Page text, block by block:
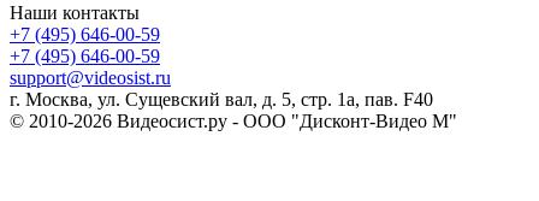
Наши контакты
+7 (495) 646-00-59
+7 (495) 646-00-59
support@videosist.ru
г. Москва, ул. Сущевский вал, д. 5, стр. 1а, пав. F40
© 2010-2026 Видеосист.ру - ООО "Дисконт-Видео М"